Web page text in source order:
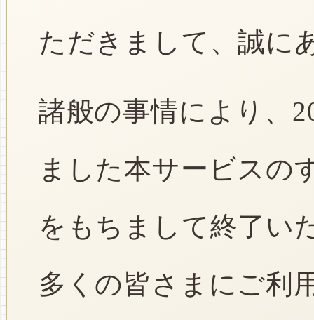
ただきまして、誠に
諸般の事情により、
ました本サービスの
をもちまして終了い
多くの皆さまにご利